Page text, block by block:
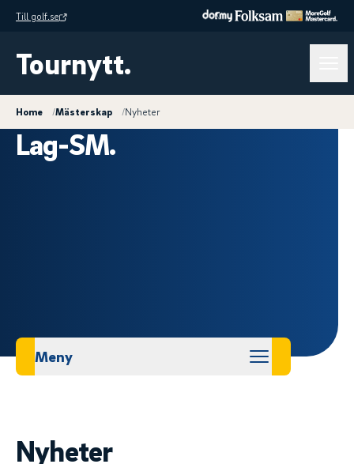
Till golf.se
Tournytt.
Home /Mästerskap /Nyheter
Lag-SM.
Meny
Nyheter